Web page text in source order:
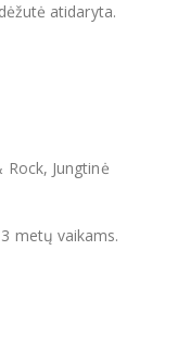
atidaryta.
Jungtinė
metų vaikams.